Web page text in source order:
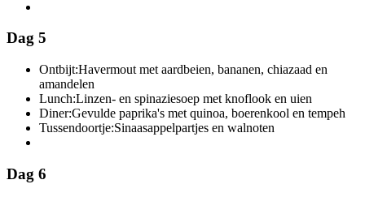
Dag 5
Ontbijt:Havermout met aardbeien, bananen, chiazaad en
amandelen
Lunch:Linzen- en spinaziesoep met knoflook en uien
Diner:Gevulde paprika's met quinoa, boerenkool en tempeh
Tussendoortje:Sinaasappelpartjes en walnoten
Dag 6